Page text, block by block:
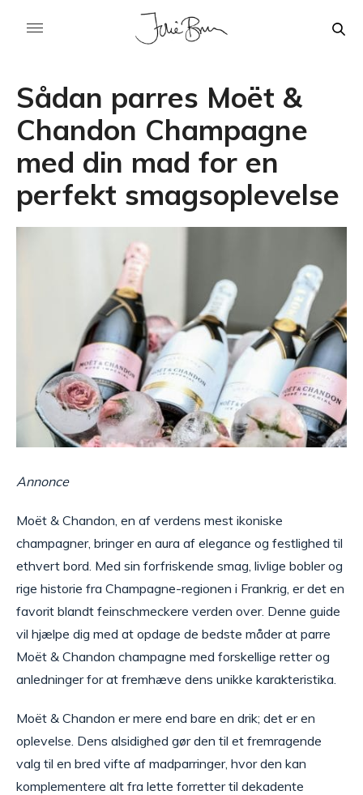
Sådan parres Moët &
Chandon Champagne
med din mad for en
perfekt smagsoplevelse
Annonce
Moët & Chandon, en af verdens mest ikoniske
champagner, bringer en aura af elegance og festlighed til
ethvert bord. Med sin forfriskende smag, livlige bobler og
rige historie fra Champagne-regionen i Frankrig, er det en
favorit blandt feinschmeckere verden over. Denne guide
vil hjælpe dig med at opdage de bedste måder at parre
Moët & Chandon champagne med forskellige retter og
anledninger for at fremhæve dens unikke karakteristika.
Moët & Chandon er mere end bare en drik; det er en
oplevelse. Dens alsidighed gør den til et fremragende
valg til en bred vifte af madparringer, hvor den kan
komplementere alt fra lette forretter til dekadente